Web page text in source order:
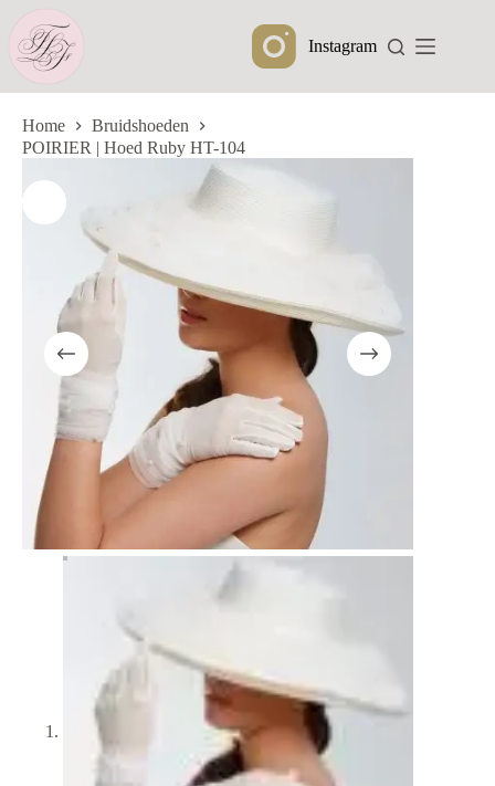
naar
inhoud
Instagram
Home
Bruidshoeden
POIRIER | Hoed Ruby HT-104